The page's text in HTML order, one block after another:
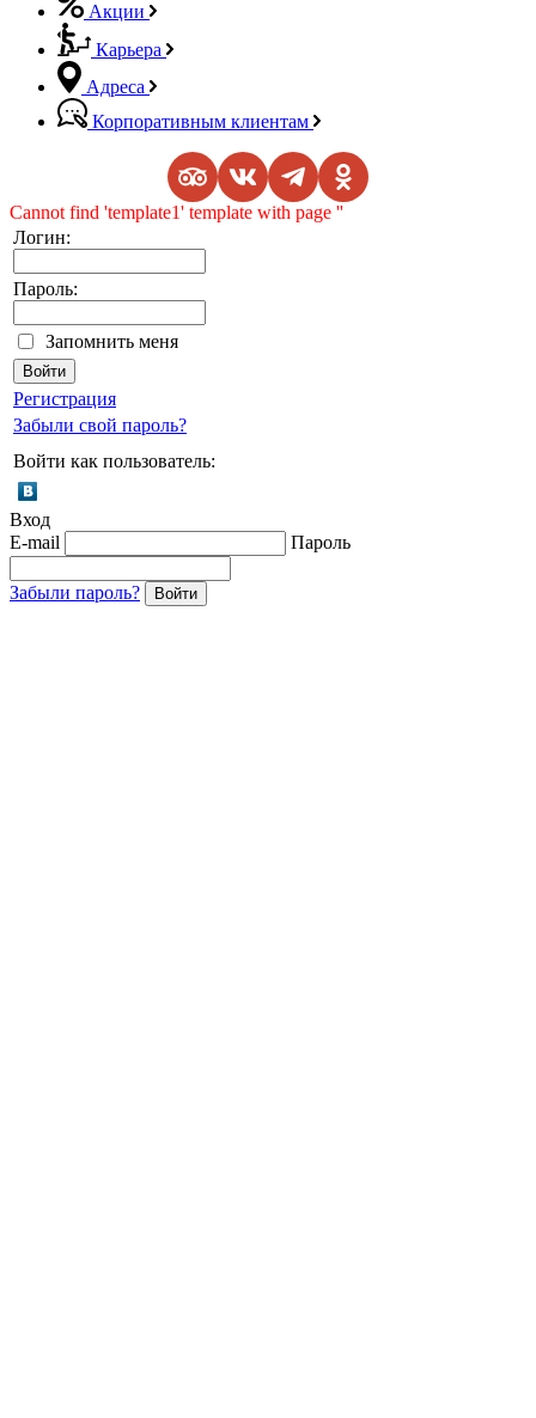
Акции
Карьера
Адреса
Корпоративным клиентам
Cannot find 'template1' template with page ''
Логин:
Пароль:
Запомнить меня
Регистрация
Забыли свой пароль?
Войти как пользователь:
Вход
E-mail
Пароль
Забыли пароль? Войти